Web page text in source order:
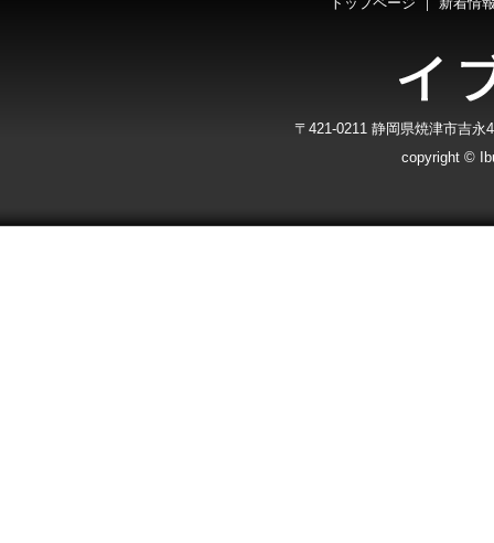
〒421-0211 静岡県焼津市吉
copyright ©